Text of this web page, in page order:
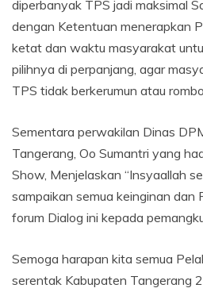
diperbanyak TPS jadi maksimal
dengan Ketentuan menerapkan
ketat dan waktu masyarakat
pilihnya di perpanjang, agar
TPS tidak berkerumun atau
Sementara perwakilan Dinas
Tangerang, Oo Sumantri yang
Show, Menjelaskan “Insyaallah
sampaikan semua keinginan dan
forum Dialog ini kepada
Semoga harapan kita semua
serentak Kabupaten Tangerang